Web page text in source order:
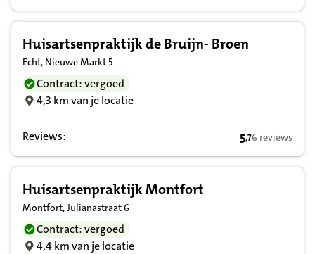
Huisartsenpraktijk de Bruijn- Broen
Echt, Nieuwe Markt 5
Contract: vergoed
4,3 km van je locatie
Reviews: 5,7 op basis
5,76 reviews
Huisartsenpraktijk Montfort
Montfort, Julianastraat 6
Contract: vergoed
4,4 km van je locatie